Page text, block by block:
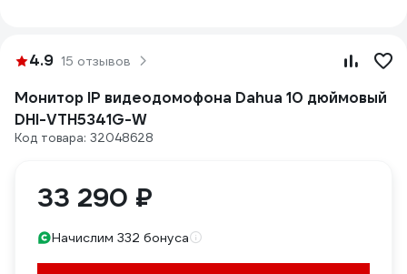
4.9 15 отзывов
Монитор IP видеодомофона Dahua 10 дюймовый
DHI-VTH5341G-W
Код товара: 32048628
33 290 ₽
Начислим 332 бонуса